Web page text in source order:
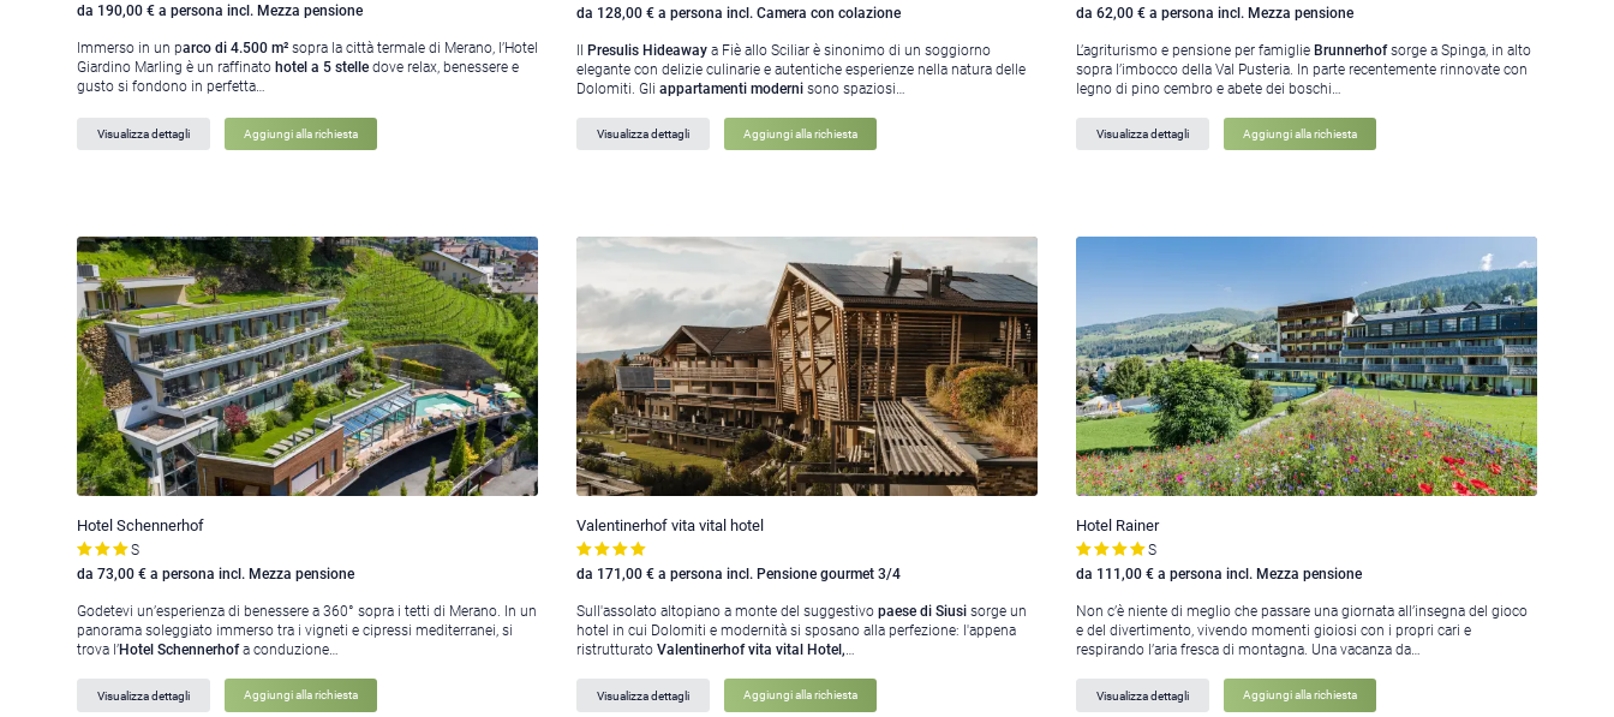
da 190,00 € a persona incl. Mezza pensione
Immerso in un parco di 4.500 m² sopra la città termale di Merano, l’Hotel
Giardino Marling è un raffinato hotel a 5 stelle dove relax, benessere e
gusto si fondono in perfetta…
Visualizza dettagli Aggiungi alla richiesta
da 128,00 € a persona incl. Camera con colazione
Il Presulis Hideaway a Fiè allo Sciliar è sinonimo di un soggiorno
elegante con delizie culinarie e autentiche esperienze nella natura delle
Dolomiti. Gli appartamenti moderni sono spaziosi…
Visualizza dettagli Aggiungi alla richiesta
da 62,00 € a persona incl. Mezza pensione
L’agriturismo e pensione per famiglie Brunnerhofsorge a Spinga, in alto
sopra l’imbocco della Val Pusteria. In parte recentemente rinnovate con
legno di pino cembro e abete dei boschi…
Visualizza dettagli Aggiungi alla richiesta
Hotel Schennerhof
S
da 73,00 € a persona incl. Mezza pensione
Godetevi un’esperienza di benessere a 360° sopra i tetti di Merano. In un
panorama soleggiato immerso tra i vigneti e cipressi mediterranei, si
trova l’Hotel Schennerhofa conduzione…
Visualizza dettagli Aggiungi alla richiesta
Valentinerhof vita vital hotel
da 171,00 € a persona incl. Pensione gourmet 3/4
Sull'assolato altopiano a monte del suggestivo paese di Siusisorge un
hotel in cui Dolomiti e modernità si sposano alla perfezione: l'appena
ristrutturato Valentinerhof vita vital Hotel,…
Visualizza dettagli Aggiungi alla richiesta
Hotel Rainer
S
da 111,00 € a persona incl. Mezza pensione
Non c’è niente di meglio che passare una giornata all’insegna del gioco
e del divertimento, vivendo momenti gioiosi con i propri cari e
respirando l’aria fresca di montagna. Una vacanza da…
Visualizza dettagli Aggiungi alla richiesta